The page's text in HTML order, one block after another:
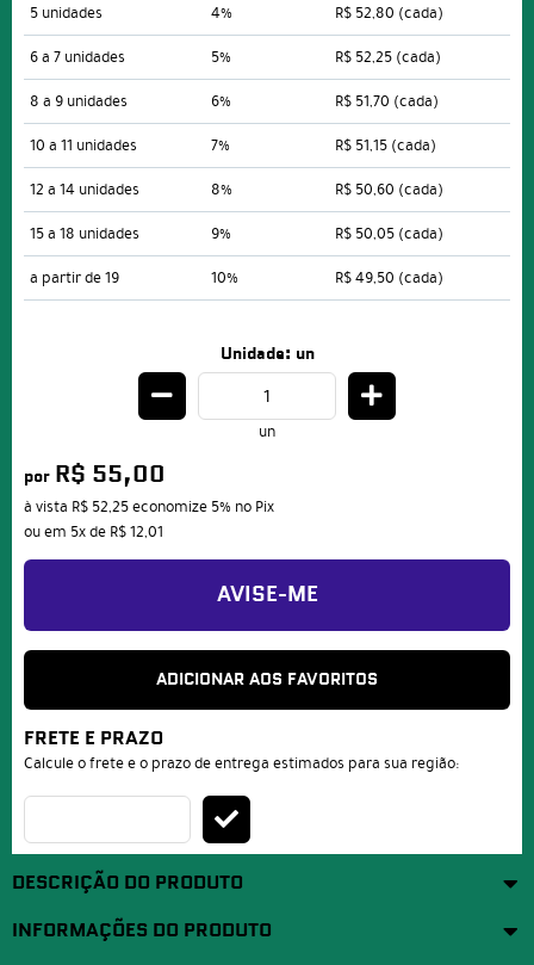
5 unidades
4% R$ 52,80 (cada)
6 a 7 unidades
5% R$ 52,25 (cada)
8 a 9 unidades
6% R$ 51,70 (cada)
10 a 11 unidades
7% R$ 51,15 (cada)
12 a 14 unidades
8% R$ 50,60 (cada)
15 a 18 unidades
9% R$ 50,05 (cada)
a partir de 19
10% R$ 49,50 (cada)
Unidade: un
un
por R$ 55,00
à vista R$ 52,25economize 5% no Pix
ou em 5xde R$ 12,01
AVISE-ME
ADICIONAR AOS FAVORITOS
FRETE E PRAZO
Calcule o frete e o prazo de entrega estimados para sua região:
DESCRIÇÃO DO PRODUTO
INFORMAÇÕES DO PRODUTO